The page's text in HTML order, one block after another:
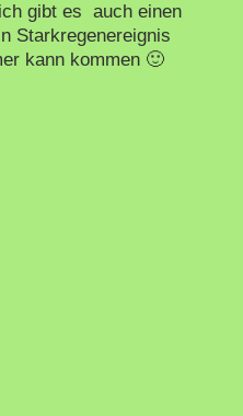
gibt es auch einen
Starkregenereignis
kann kommen 🙂